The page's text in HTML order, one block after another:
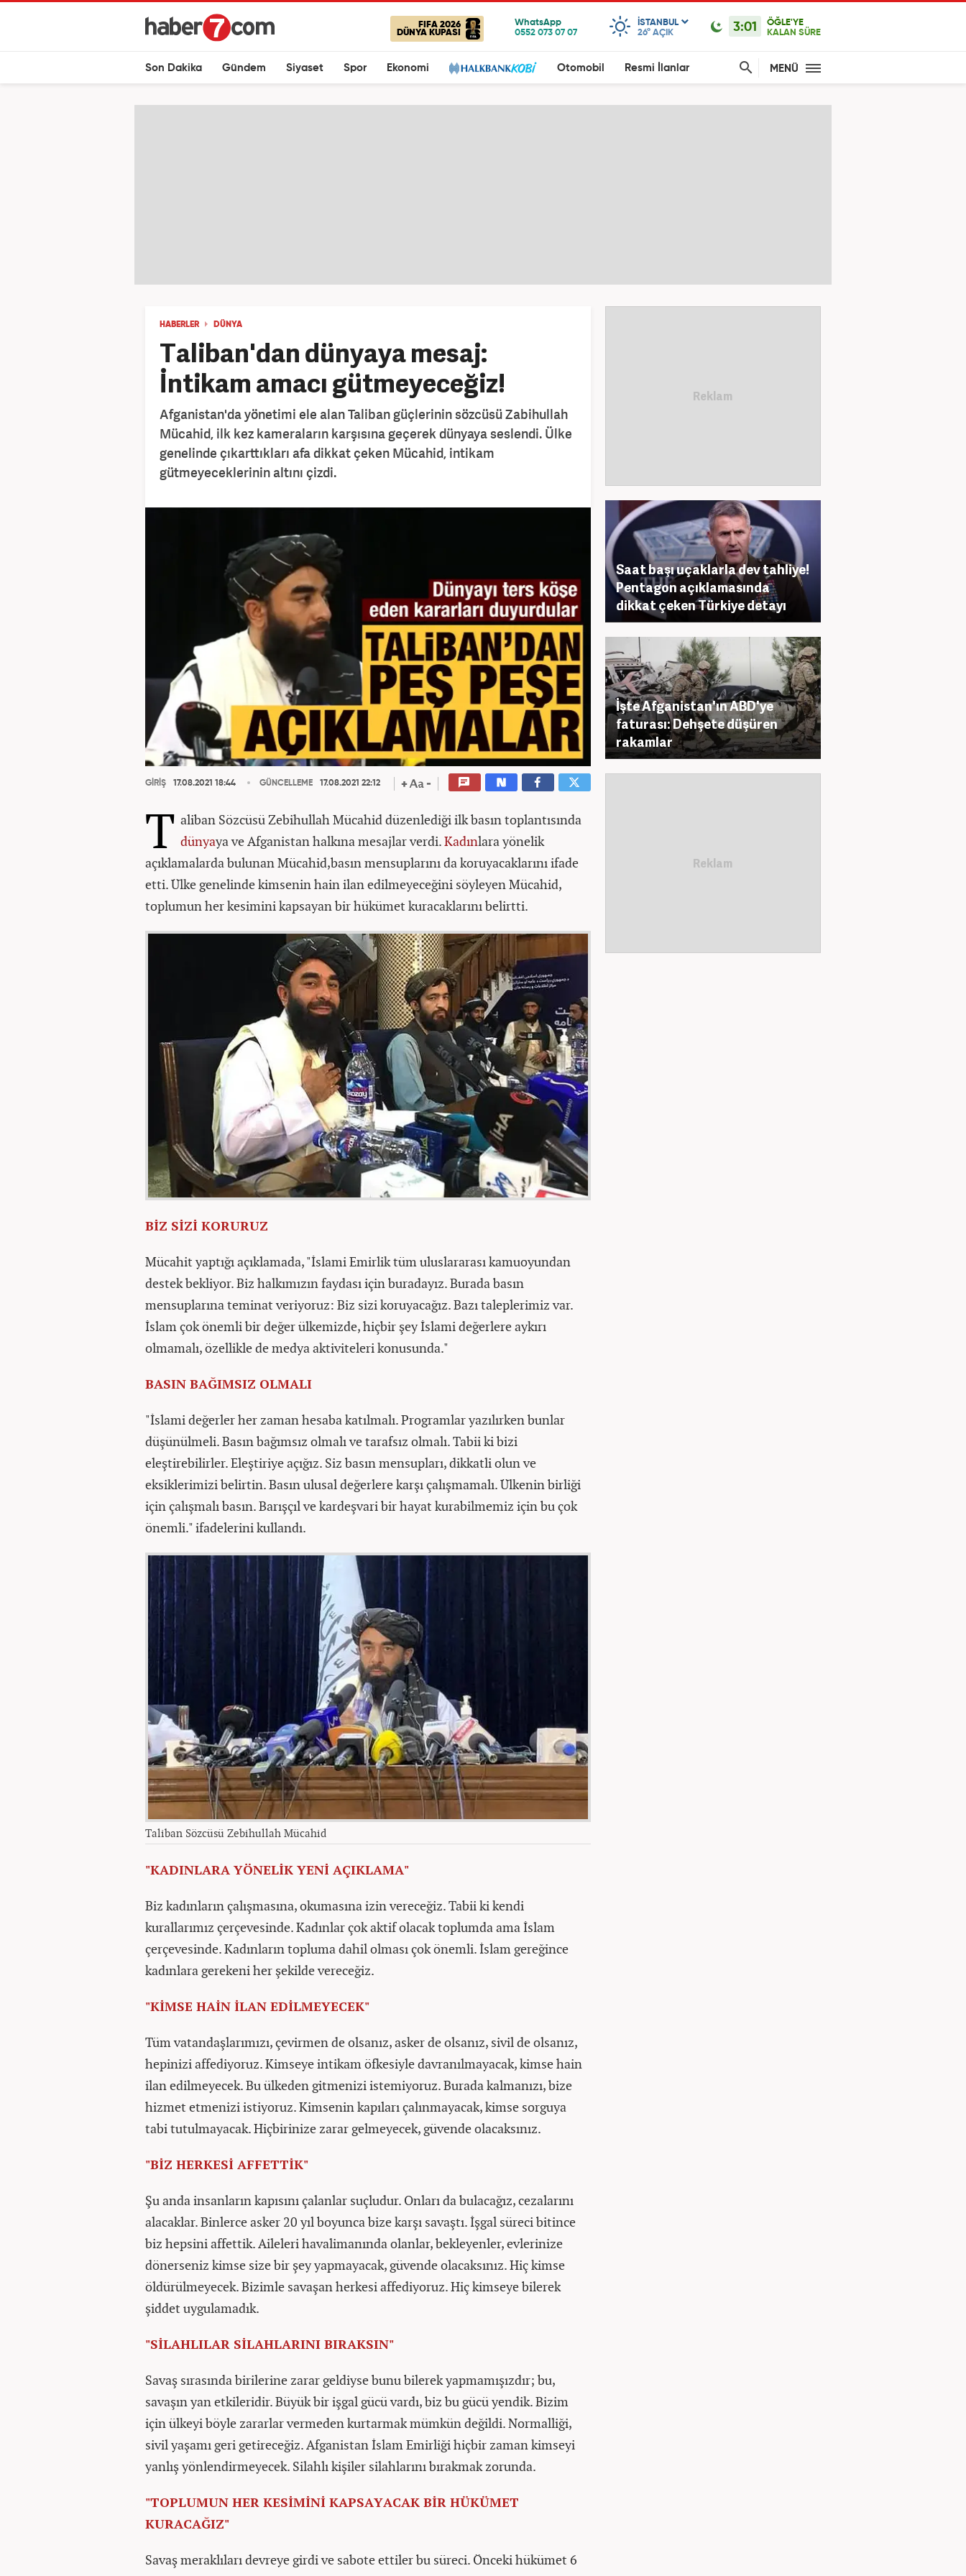
FIFA 2026
DÜNYA KUPASI
ISTANBUL
26° AÇIK 3:01
ÖĞLE'YE
KALAN SÜRE
Son Dakika Gündem Siyaset Spor Ekonomi Otomobil Resmi İlanlar MENÜ
HABERLER DÜNYA
Taliban'dan dünyaya mesaj:
İntikam amacı gütmeyeceğiz!
Afganistan'da yönetimi ele alan Taliban güçlerinin sözcüsü Zabihullah
Mücahid, ilk kez kameraların karşısına geçerek dünyaya seslendi. Ülke
genelinde çıkarttıkları afa dikkat çeken Mücahid, intikam
gütmeyeceklerinin altını çizdi.
GİRİŞ 17.08.2021 18:44 GÜNCELLEME 17.08.2021 22:12
T aliban Sözcüsü Zebihullah Mücahid düzenlediği ilk basın toplantısında
dünyaya ve Afganistan halkına mesajlar verdi.Kadınlara yönelik
açıklamalarda bulunan Mücahid,basın mensuplarını da koruyacaklarını ifade
etti. Ülke genelinde kimsenin hain ilan edilmeyeceğini söyleyen Mücahid,
toplumun her kesimini kapsayan bir hükümet kuracaklarını belirtti.
BİZ SİZİ KORURUZ
Mücahit yaptığı açıklamada, "İslami Emirlik tüm uluslararası kamuoyundan
destek bekliyor. Biz halkımızın faydası için buradayız. Burada basın
mensuplarına teminat veriyoruz: Biz sizi koruyacağız. Bazı taleplerimiz var.
İslam çok önemli bir değer ülkemizde, hiçbir şey İslami değerlere aykırı
olmamalı, özellikle de medya aktiviteleri konusunda."
BASIN BAĞIMSIZ OLMALI
"İslami değerler her zaman hesaba katılmalı. Programlar yazılırken bunlar
düşünülmeli. Basın bağımsız olmalı ve tarafsız olmalı. Tabii ki bizi
eleştirebilirler. Eleştiriye açığız. Siz basın mensupları, dikkatli olun ve
eksiklerimizi belirtin. Basın ulusal değerlere karşı çalışmamalı. Ülkenin birliği
için çalışmalı basın. Barışçıl ve kardeşvari bir hayat kurabilmemiz için bu çok
önemli." ifadelerini kullandı.
Taliban Sözcüsü Zebihullah Mücahid
"KADINLARA YÖNELİK YENİ AÇIKLAMA"
Biz kadınların çalışmasına, okumasına izin vereceğiz. Tabii ki kendi
kurallarımız çerçevesinde. Kadınlar çok aktif olacak toplumda ama İslam
çerçevesinde. Kadınların topluma dahil olması çok önemli. İslam gereğince
kadınlara gerekeni her şekilde vereceğiz.
"KİMSE HAİN İLAN EDİLMEYECEK"
Tüm vatandaşlarımızı, çevirmen de olsanız, asker de olsanız, sivil de olsanız,
hepinizi affediyoruz. Kimseye intikam öfkesiyle davranılmayacak, kimse hain
ilan edilmeyecek. Bu ülkeden gitmenizi istemiyoruz. Burada kalmanızı, bize
hizmet etmenizi istiyoruz. Kimsenin kapıları çalınmayacak, kimse sorguya
tabi tutulmayacak. Hiçbirinize zarar gelmeyecek, güvende olacaksınız.
"BİZ HERKESİ AFFETTİK"
Şu anda insanların kapısını çalanlar suçludur. Onları da bulacağız, cezalarını
alacaklar. Binlerce asker 20 yıl boyunca bize karşı savaştı. İşgal süreci bitince
biz hepsini affettik. Aileleri havalimanında olanlar, bekleyenler, evlerinize
dönerseniz kimse size bir şey yapmayacak, güvende olacaksınız. Hiç kimse
öldürülmeyecek. Bizimle savaşan herkesi affediyoruz. Hiç kimseye bilerek
şiddet uygulamadık.
"SİLAHLILAR SİLAHLARINI BIRAKSIN"
Savaş sırasında birilerine zarar geldiyse bunu bilerek yapmamışızdır; bu,
savaşın yan etkileridir. Büyük bir işgal gücü vardı, biz bu gücü yendik. Bizim
için ülkeyi böyle zararlar vermeden kurtarmak mümkün değildi. Normalliği,
sivil yaşamı geri getireceğiz. Afganistan İslam Emirliği hiçbir zaman kimseyi
yanlış yönlendirmeyecek. Silahlı kişiler silahlarını bırakmak zorunda.
"TOPLUMUN HER KESİMİNİ KAPSAYACAK BİR HÜKÜMET
KURACAĞIZ"
Savaş meraklıları devreye girdi ve sabote ettiler bu süreci. Önceki hükümet 6
Saat başı uçaklarla dev tahliye!
Pentagon açıklamasında
dikkat çeken Türkiye detayı
İşte Afganistan'ın ABD'ye
faturası: Dehşete düşüren
rakamlar